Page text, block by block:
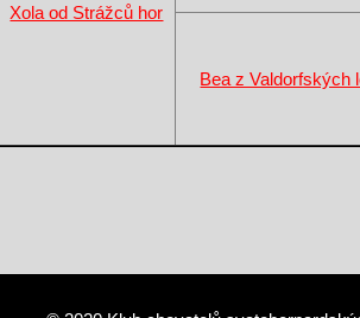
Xola od Strážců hor
Bea z Valdorfských